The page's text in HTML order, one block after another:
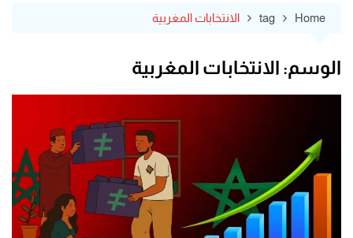
Home
tag الانتخابات المغربية
الوسم: الانتخابات المغربية